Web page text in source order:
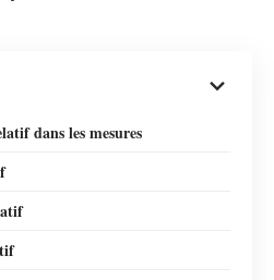
dans les mesures